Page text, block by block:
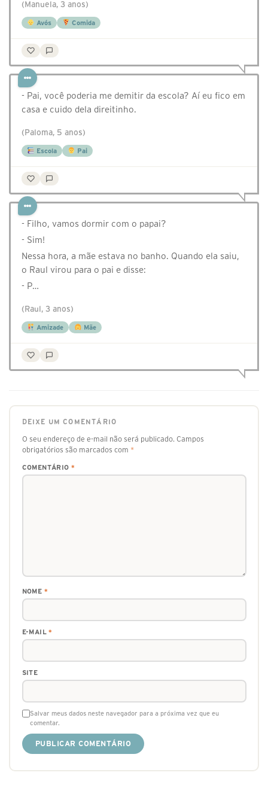
(Manuela, 3 anos)
Avós Comida
- Pai, você poderia me demitir da escola? Aí eu fico em
casa e cuido dela direitinho.
(Paloma, 5 anos)
Escola Pai
- Filho, vamos dormir com o papai?
- Sim!
Nessa hora, a mãe estava no banho. Quando ela saiu,
o Raul virou para o pai e disse:
- P…
(Raul, 3 anos)
Amizade Mãe
DEIXE UM COMENTÁRIO
O seu endereço de e-mail não será publicado. Campos
obrigatórios são marcados com *
COMENTÁRIO *
NOME *
E-MAIL*
SITE
Salvar meus dados neste navegador para a próxima vez que eu
comentar.